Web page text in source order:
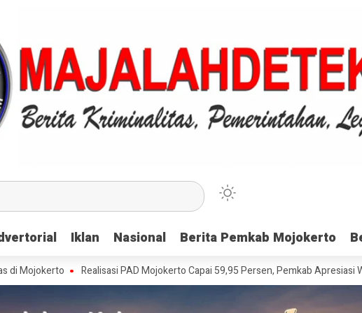
Iklan Nasional Berita Pemkab Mojokerto
Iklan Nasional Berita Pemkab Mojokerto
Realisasi PAD Mojokerto Capai 59,95 Persen, Pemkab Apresiasi Wajib Pajak